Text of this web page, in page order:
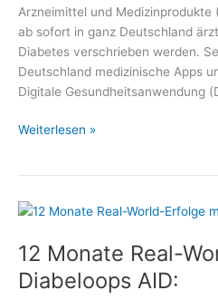
Arzneimittel und Medizinprodukte
ab sofort in ganz Deutschland
Diabetes verschrieben werden.
Deutschland medizinische Apps
Digitale Gesundheitsanwendung
Diabetes-
Vitadio
sofort
als
Digitale
Weiterlesen »
12 Monate Real-
Diabeloops AID: